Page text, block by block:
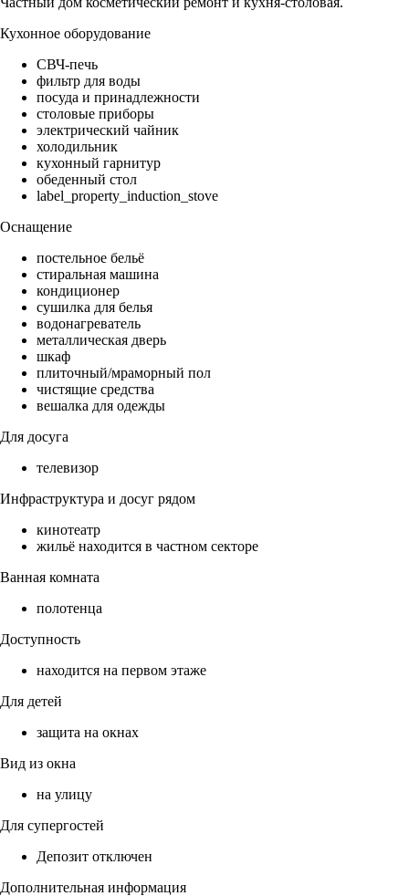
Кухонное оборудование
СВЧ-печь
фильтр для воды
посуда и принадлежности
столовые приборы
электрический чайник
холодильник
кухонный гарнитур
обеденный стол
label_property_induction_stove
Оснащение
постельное бельё
стиральная машина
кондиционер
сушилка для белья
водонагреватель
металлическая дверь
шкаф
плиточный/мраморный пол
чистящие средства
вешалка для одежды
Для досуга
телевизор
Инфраструктура и досуг рядом
кинотеатр
жильё находится в частном секторе
Ванная комната
полотенца
Доступность
находится на первом этаже
Для детей
защита на окнах
Вид из окна
на улицу
Для супергостей
Депозит отключен
Дополнительная информация